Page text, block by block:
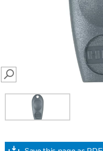
SEARCH